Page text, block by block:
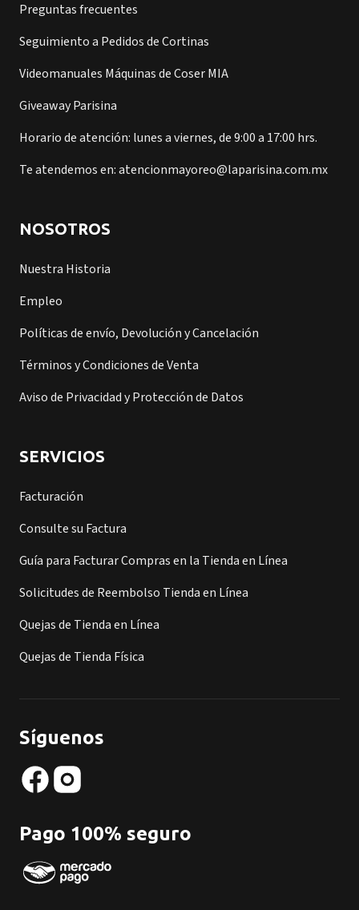
Preguntas frecuentes
Seguimiento a Pedidos de Cortinas
Videomanuales Máquinas de Coser MIA
Giveaway Parisina
Horario de atención: lunes a viernes, de 9:00 a 17:00 hrs.
Te atendemos en: atencionmayoreo@laparisina.com.mx
NOSOTROS
Nuestra Historia
Empleo
Políticas de envío, Devolución y Cancelación
Términos y Condiciones de Venta
Aviso de Privacidad y Protección de Datos
SERVICIOS
Facturación
Consulte su Factura
Guía para Facturar Compras en la Tienda en Línea
Solicitudes de Reembolso Tienda en Línea
Quejas de Tienda en Línea
Quejas de Tienda Física
Síguenos
Pago 100% seguro